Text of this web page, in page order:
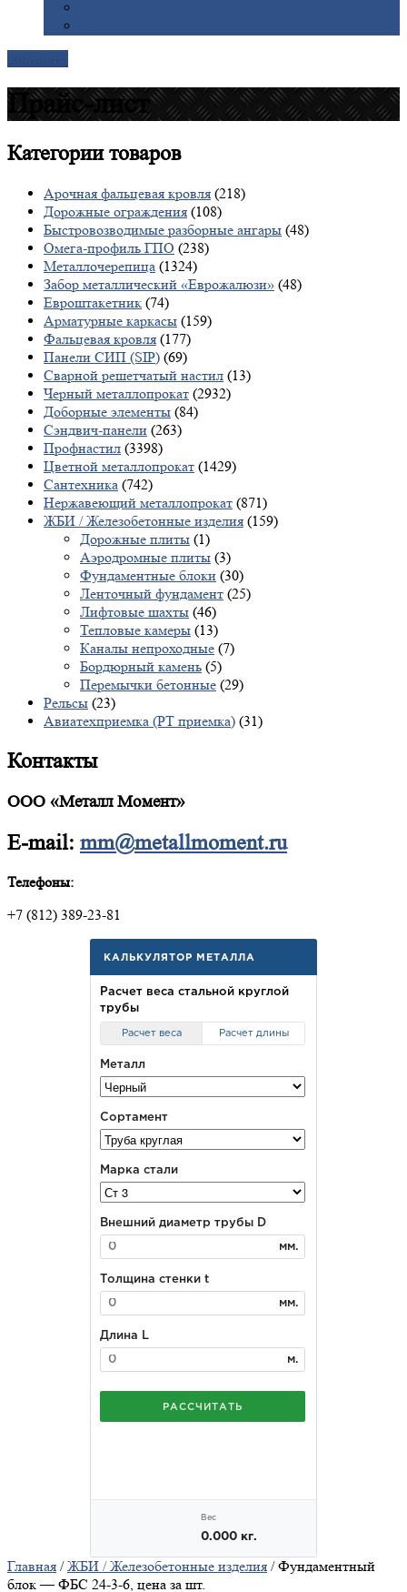
Прайс-лист
Категориитоваров
Арочная фальцевая кровля (218)
Дорожные ограждения (108)
Быстровозводимые разборные ангары (48)
Омега-профиль ГПО (238)
Металлочерепица (1324)
Забор металлический «Еврожалюзи» (48)
Евроштакетник (74)
Арматурные каркасы (159)
Фальцевая кровля (177)
Панели СИП (SIP) (69)
Сварной решетчатый настил (13)
Черный металлопрокат (2932)
Доборные элементы (84)
Сэндвич-панели (263)
Профнастил (3398)
Цветной металлопрокат (1429)
Сантехника (742)
Нержавеющий металлопрокат (871)
ЖБИ / Железобетонные изделия (159)
Дорожные плиты (1)
Аэродромные плиты (3)
Фундаментные блоки (30)
Ленточный фундамент (25)
Лифтовые шахты (46)
Тепловые камеры (13)
Каналы непроходные (7)
Бордюрный камень (5)
Перемычки бетонные (29)
Рельсы (23)
Авиатехприемка (РТ приемка) (31)
Контакты
ООО «Металл Момент»
E-mail: mm@metallmoment.ru
Телефоны:
+7 (812) 389-23-81
Главная /ЖБИ / Железобетонные изделия / Фундаментный
блок — ФБС 24-3-6, цена за шт.